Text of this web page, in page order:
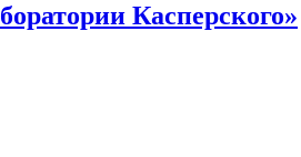
Касперского»